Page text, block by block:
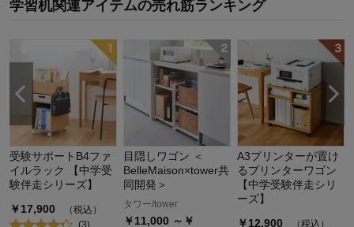
学習机関連アイテムの売れ筋ランキング
受験サポートB4ファ
イルラック 【中学受
験伴走シリーズ】
￥17,900
（税込）
(3)
目隠しワゴン ＜
BelleMaison×tower共
同開発＞
タワー/tower
￥11,000 ～￥
A3プリンターが置け
るプリンターワゴン
【中学受験伴走シリ
ーズ】
￥12,900 （税込）